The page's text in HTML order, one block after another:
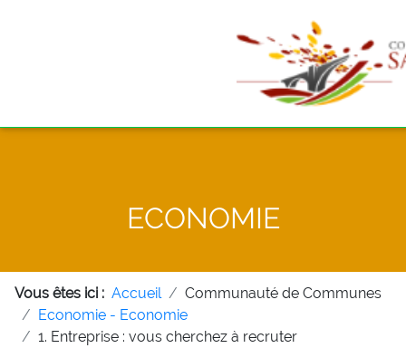
ECONOMIE
Vous êtes ici : Accueil
Communauté de Communes
Economie - Economie
1. Entreprise : vous cherchez à recruter